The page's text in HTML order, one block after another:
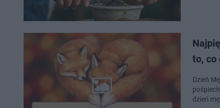
to, co
Dzień
dzień